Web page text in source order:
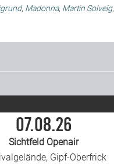
, Madonna, Martin Solveig,
07.08.26
Sichtfeld Openair
Gipf-Oberfrick